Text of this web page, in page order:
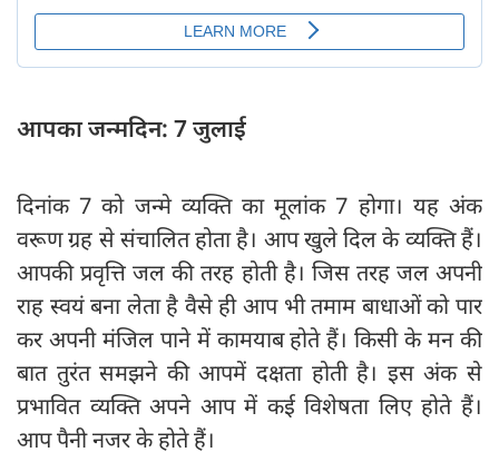
आपका जन्मदिन: 7 जुलाई
दिनांक 7 को जन्मे व्यक्ति का मूलांक 7 होगा। यह अंक
वरूण ग्रह से संचालित होता है। आप खुले दिल के व्यक्ति हैं।
आपकी प्रवृत्ति जल की तरह होती है। जिस तरह जल अपनी
राह स्वयं बना लेता है वैसे ही आप भी तमाम बाधाओं को पार
कर अपनी मंजिल पाने में कामयाब होते हैं। किसी के मन की
बात तुरंत समझने की आपमें दक्षता होती है। इस अंक से
प्रभावित व्यक्ति अपने आप में कई विशेषता लिए होते हैं।
आप पैनी नजर के होते हैं।